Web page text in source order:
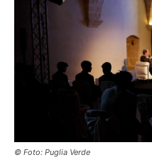
© Foto: Puglia Verde